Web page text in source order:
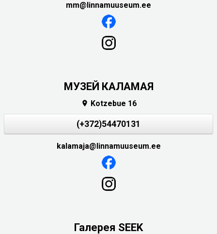
mm@linnamuuseum.ee
МУЗЕЙ КАЛАМАЯ
 Kotzebue 16
(+372)54470131
kalamaja@linnamuuseum.ee
Галерея SEEK